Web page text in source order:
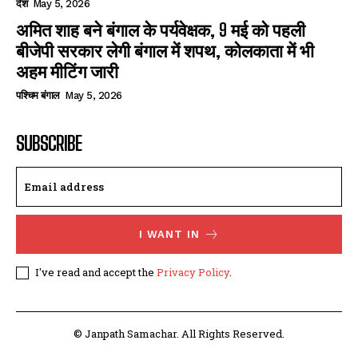
देश May 5, 2026
अमित शाह बने बंगाल के पर्यवेक्षक, 9 मई को पहली
बीजेपी सरकार लेगी बंगाल में शपथ, कोलकाता में भी
अहम मीटिंग जारी
पश्चिम बंगाल May 5, 2026
SUBSCRIBE
I WANT IN
I've read and accept the Privacy Policy.
© Janpath Samachar. All Rights Reserved.